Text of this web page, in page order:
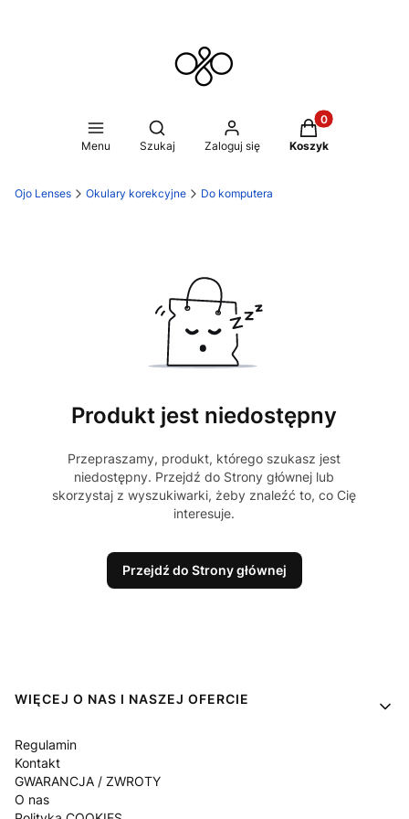
Menu
Otwórz wyszukiwarkę
Szukaj Zaloguj się
Produkty w
Koszyk
Ojo Lenses Okulary korekcyjne Do komputera
Produkt jest niedostępny
Przepraszamy, produkt, którego szukasz jest
niedostępny. Przejdź do Strony głównej lub
skorzystaj z wyszukiwarki, żeby znaleźć to, co Cię
interesuje.
Przejdź do Strony głównej
Linki w stopce
WIĘCEJ O NAS I NASZEJ OFERCIE
Regulamin
Kontakt
GWARANCJA / ZWROTY
O nas